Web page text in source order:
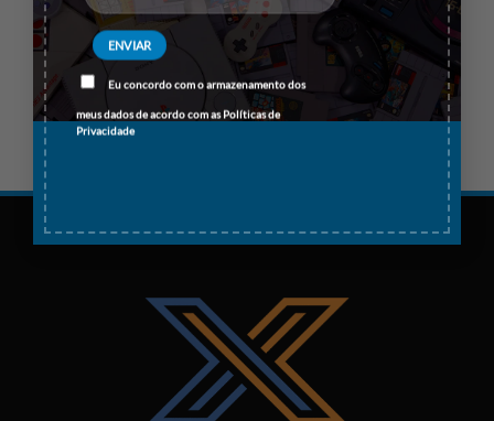
Eu concordo com o armazenamento dos
meus dados de acordo com asPolíticas de
Privacidade
Largura: 133,3 mm
Profundidade: 7,11 mm
Altura: 42,2 mm